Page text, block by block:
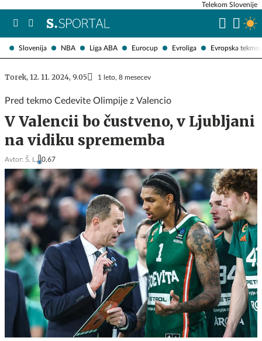
Slovenija NBA Liga ABA Eurocup Evroliga Evropska
Telekom Slovenije
Torek, 12. 11. 2024, 9.05 1 leto, 8 mesecev
Pred tekmo Cedevite Olimpije z Valencio
V Valencii bo čustveno, v Ljubljani
na vidiku sprememba
Avtor: Š. L. 0,67